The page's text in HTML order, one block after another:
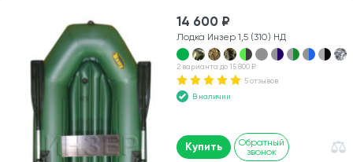
14 600 ₽
Лодка Инзер 1,5 (310) НД
2 варианта до 15 800 ₽
5 отзывов
В наличии
Купить
Обратный
звонок